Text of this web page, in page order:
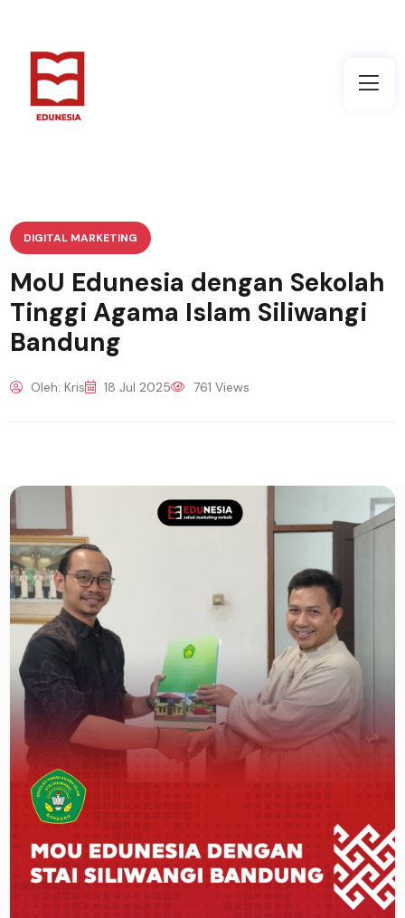
DIGITAL MARKETING
MoU Edunesia dengan Sekolah
Tinggi Agama Islam Siliwangi
Bandung
Oleh: Kris 18 Jul 2025 761 Views